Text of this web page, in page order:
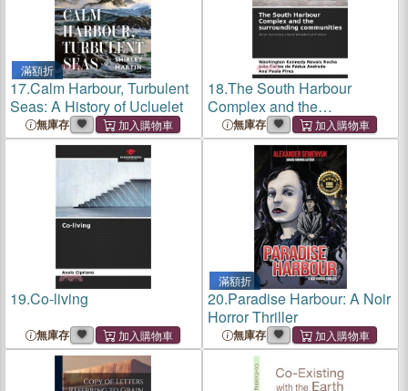
滿額折
17.Calm Harbour, Turbulent
Seas: A History of Ucluelet
無庫存
18.The South Harbour
Complex and the
surrounding communities
無庫存
19.Co-living
無庫存
滿額折
20.Paradise Harbour: A Noir
Horror Thriller
無庫存